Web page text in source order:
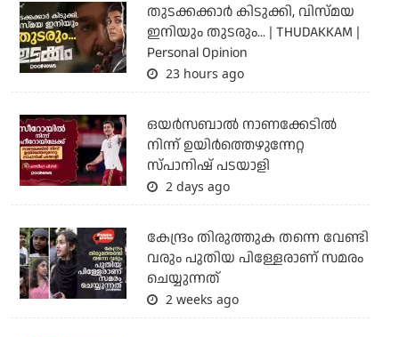
തുടക്കക്കാര്‍ കിടുക്കി, വിസ്മയ
ഇനിയും തുടരും... | THUDAKKAM |
Personal Opinion
23 hours ago
ഒയര്‍സബാൽ നാണക്കേടിൽ
നിന്ന് ഉയിർത്തെഴുന്നേറ്റ
സ്പാനിഷ് പടയാളി
2 days ago
കേന്ദ്രം തിരുത്തുക തന്നെ വേണ്ടി
വരും പുതിയ പിള്ളേരാണ് സമരം
ചെയ്യുന്നത്
2 weeks ago